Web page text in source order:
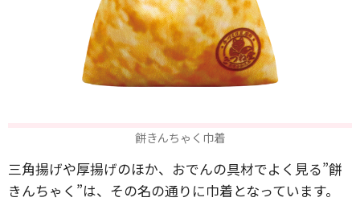
餅きんちゃく巾着
三角揚げや厚揚げのほか、おでんの具材でよく見る”餅
きんちゃく”は、その名の通りに巾着となっています。